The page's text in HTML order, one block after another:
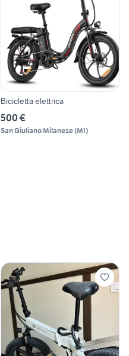
Bicicletta elettrica
500 €
San Giuliano Milanese(MI)